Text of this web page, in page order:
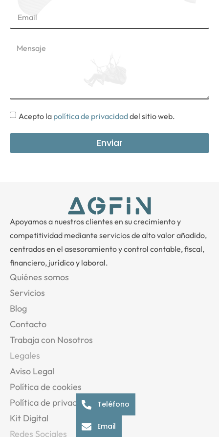
Acepto la política de privacidaddel sitio web.
Enviar
Apoyamos a nuestros clientes en su crecimiento y
competitividad mediante servicios de alto valor añadido,
centrados en el asesoramiento y control contable, fiscal,
financiero, jurídico y laboral.
Quiénes somos
Servicios
Blog
Contacto
Trabaja con Nosotros
Legales
Aviso Legal
Política de cookies
Política de privacidad
Kit Digital
Redes Sociales
Teléfono
Email